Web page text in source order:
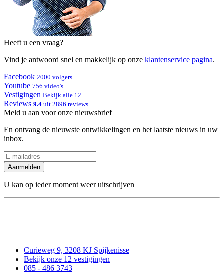
Heeft u een vraag?
Vind je antwoord snel en makkelijk op onze klantenservice pagina.
Facebook 2000 volgers
Youtube 756 video's
Vestigingen Bekijk alle 12
Reviews 9.4 uit 2896 reviews
Meld u aan voor onze nieuwsbrief
En ontvang de nieuwste ontwikkelingen en het laatste nieuws in uw
inbox.
Aanmelden
U kan op ieder moment weer uitschrijven
Curieweg 9, 3208 KJ Spijkenisse
Bekijk onze 12 vestigingen
085 - 486 3743